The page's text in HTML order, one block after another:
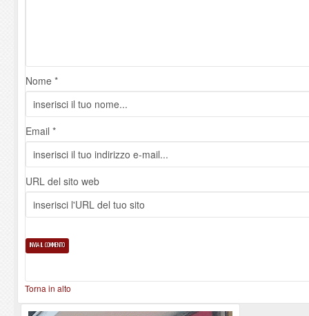
Nome *
Email *
URL del sito web
Torna in alto